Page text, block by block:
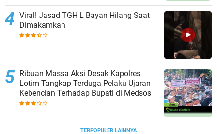
Viral! Jasad TGH L Bayan Hilang Saat
Dimakamkan
Ribuan Massa Aksi Desak Kapolres
Lotim Tangkap Terduga Pelaku Ujaran
Kebencian Terhadap Bupati di Medsos
TERPOPULER LAINNYA